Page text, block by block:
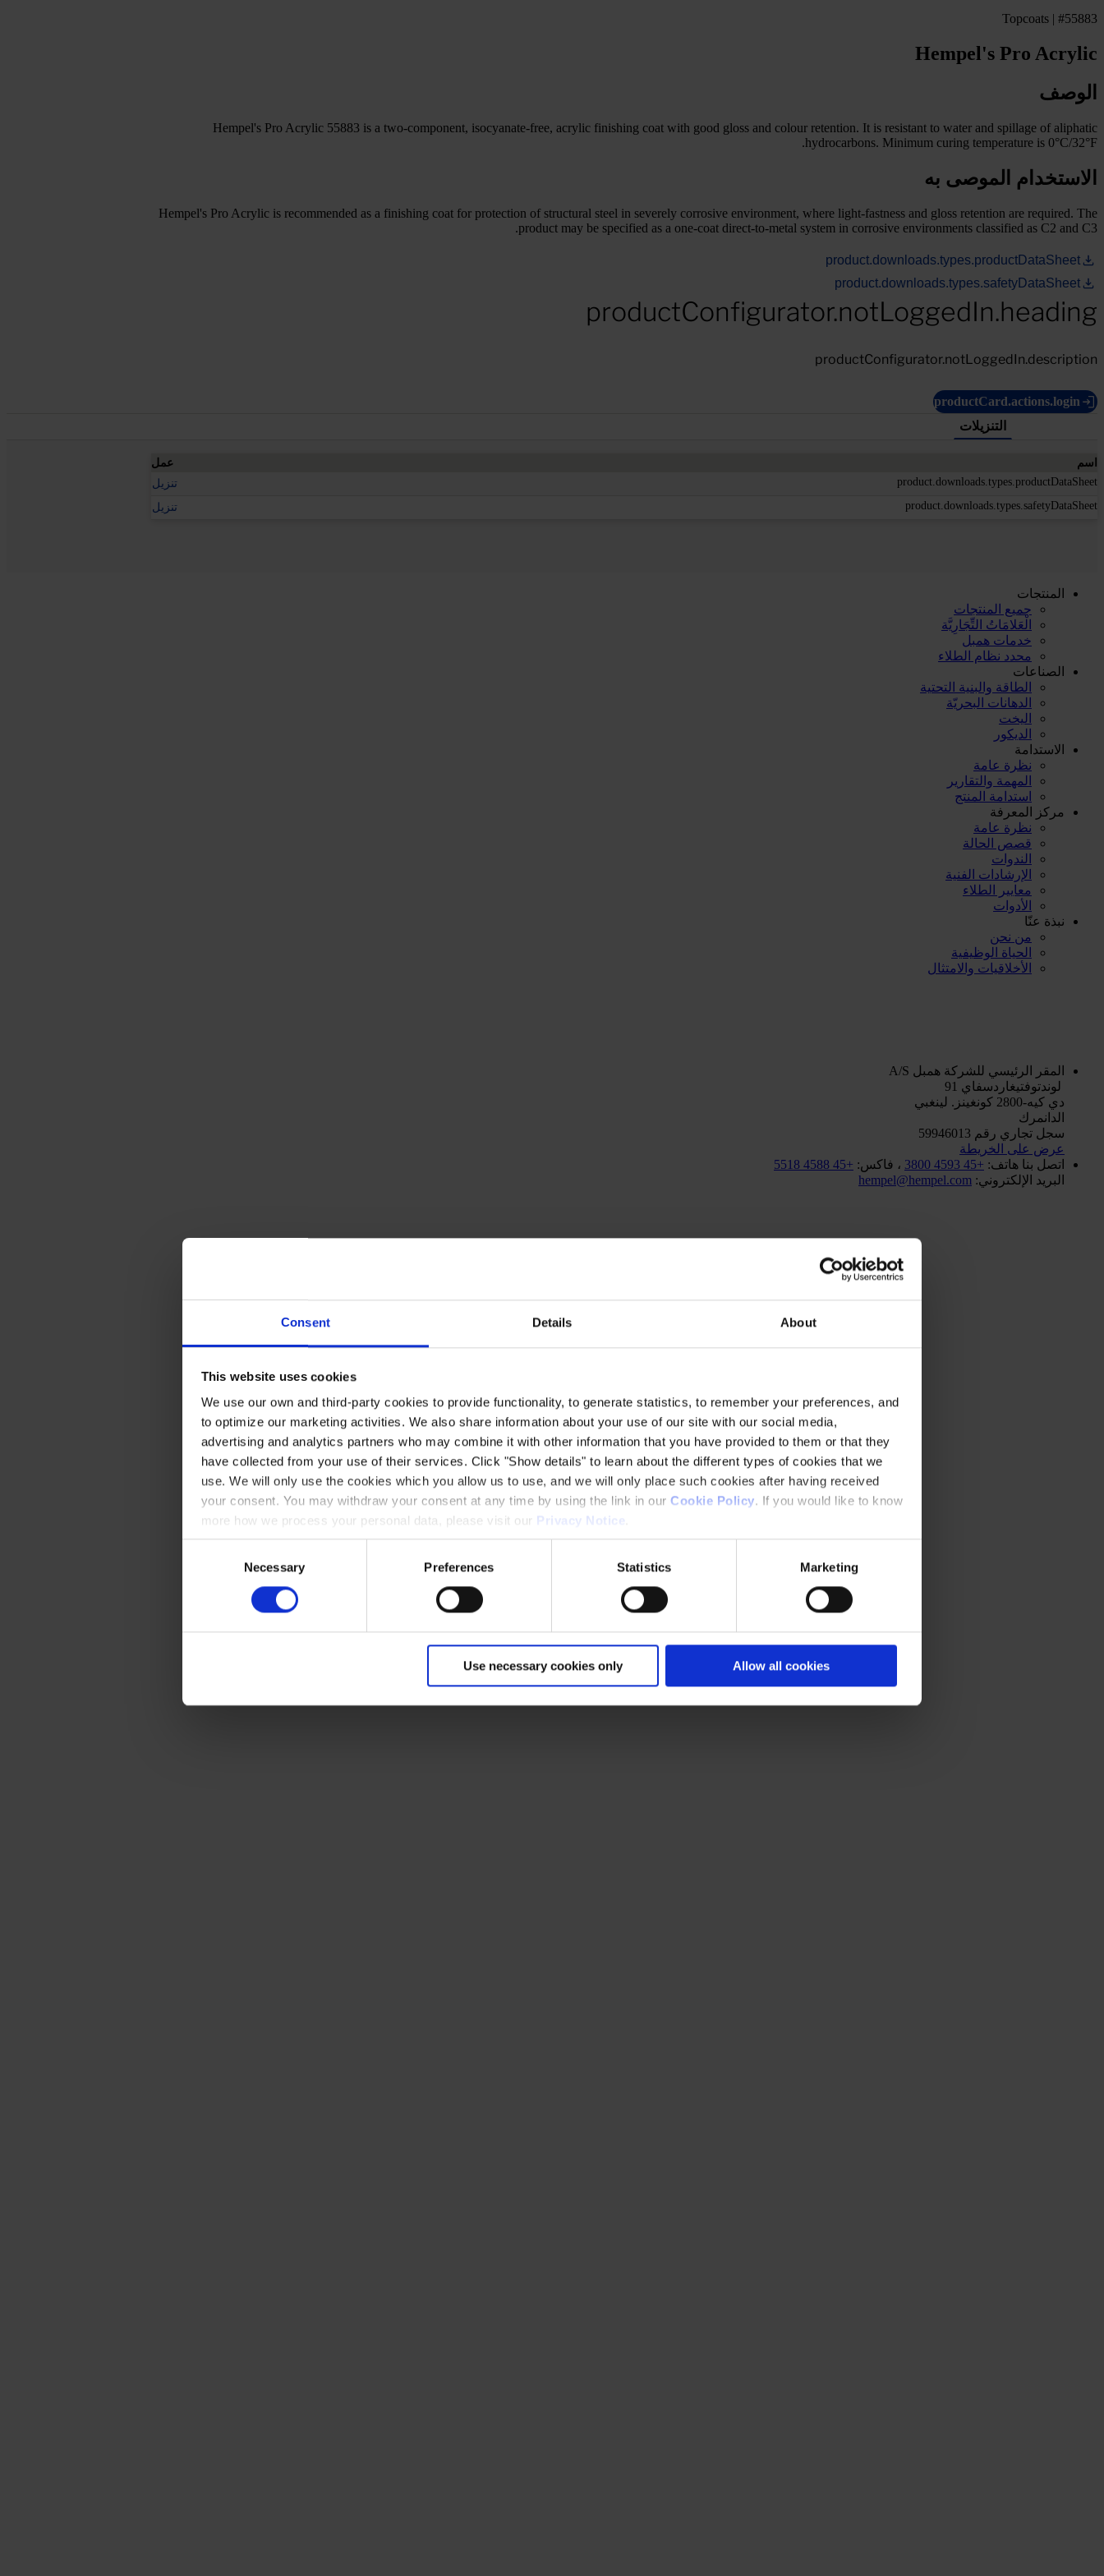
Consent Details About
This website uses cookies
We use our own and third-party cookies to provide functionality, to generate statistics, to remember your preferences, and
to optimize our marketing activities. We also share information about your use of our site with our social media,
advertising and analytics partners who may combine it with other information that you have provided to them or that they
have collected from your use of their services. Click "Show details" to learn about the different types of cookies that we
use. We will only use the cookies which you allow us to use, and we will only place such cookies after having received
your consent. You may withdraw your consent at any time by using the link in our Cookie Policy. If you would like to know
more how we process your personal data, please visit our Privacy Notice
Necessary Preferences Statistics Marketing
Use necessary cookies only Allow all cookies
Topcoats | #55883
Hempel's Pro Acrylic
الوصف
Hempel's Pro Acrylic 55883 is a two-component, isocyanate-free, acrylic finishing coat with good gloss and colour retention. It is resistant to water and spillage of aliphatic
hydrocarbons. Minimum curing temperature is 0°C/32°F.
الاستخدام الموصى به
Hempel's Pro Acrylic is recommended as a finishing coat for protection of structural steel in severely corrosive environment, where light-fastness and gloss retention are required. The
product may be specified as a one-coat direct-to-metal system in corrosive environments classified as C2 and C3.
product.downloads.types.productDataSheet
product.downloads.types.safetyDataSheet
productConfigurator.notLoggedIn.heading
productConfigurator.notLoggedIn.description
productCard.actions.login
التنزيلات
اسم
عمل
product.downloads.types.productDataSheet
تنزيل
product.downloads.types.safetyDataSheet تنزيل
المنتجات
جميع المنتجات
الْعَلامَاتُ التِّجَارِيَّة
خدمات همبل
محدد نظام الطلاء
الصناعات
الطاقة والبنية التحتية
الدهانات البحريّة
اليخت
الديكور
الاستدامة
نظرة عامة
المهمة والتقارير
استدامة المنتج
مركز المعرفة
نظرة عامة
قصص الحالة
الندوات
الإرشادات الفنية
معايير الطلاء
الأدوات
نبذة عنّا
من نحن
الحياة الوظيفية
الأخلاقيات والامتثال
المقر الرئيسي للشركة همبل A/S
لوندتوفتيغاردسفاي 91
دي كيه-2800 كونغينز. لينغبي
الدانمرك
سجل تجاري رقم 59946013
عرض على الخريطة
اتصل بنا هاتف: +45 4593 3800 ، فاكس: +45 4588 5518
البريد الإلكتروني: hempel@hempel.com